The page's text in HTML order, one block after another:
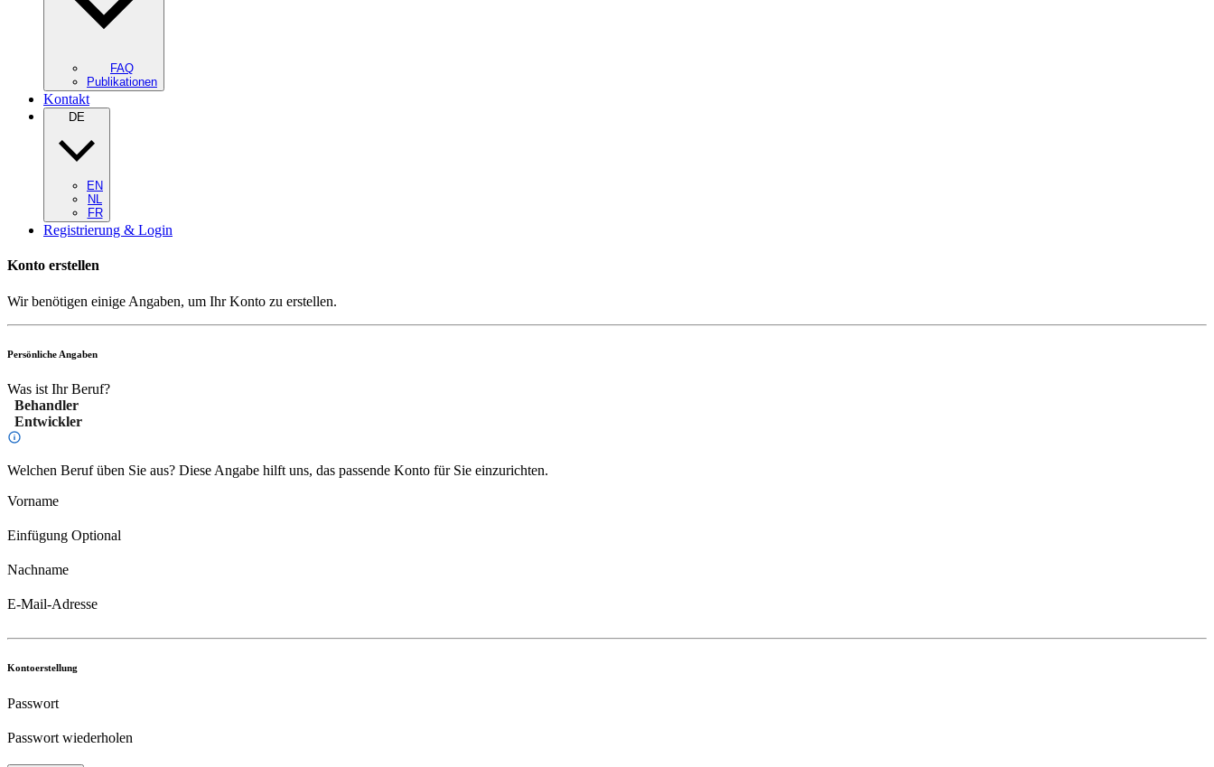
FAQ
Publikationen
Kontakt
DE
EN
NL
FR
Registrierung & Login
Konto erstellen
Wir benötigen einige Angaben, um Ihr Konto zu erstellen.
Persönliche Angaben
Was ist Ihr Beruf?
Behandler
Entwickler
Welchen Beruf üben Sie aus? Diese Angabe hilft uns, das passende Konto für Sie einzurichten.
Vorname
Einfügung Optional
Nachname
E-Mail-Adresse
Kontoerstellung
Passwort
Passwort wiederholen